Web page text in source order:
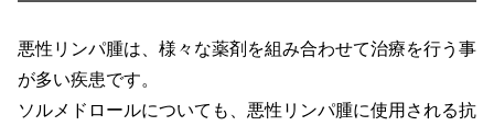
悪性リンパ腫は、様々な薬剤を組み合わせて治療を行う事
が多い疾患です。
ソルメドロールについても、悪性リンパ腫に使用される抗